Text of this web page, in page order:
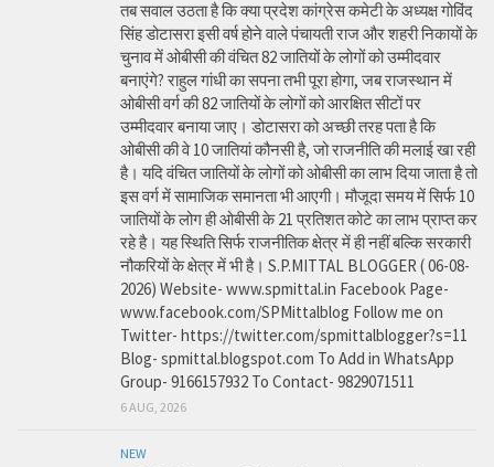
तब सवाल उठता है कि क्या प्रदेश कांग्रेस कमेटी के अध्यक्ष गोविंद
सिंह डोटासरा इसी वर्ष होने वाले पंचायती राज और शहरी निकायों के
चुनाव में ओबीसी की वंचित 82 जातियों के लोगों को उम्मीदवार
बनाएंगे? राहुल गांधी का सपना तभी पूरा होगा, जब राजस्थान में
ओबीसी वर्ग की 82 जातियों के लोगों को आरक्षित सीटों पर
उम्मीदवार बनाया जाए। डोटासरा को अच्छी तरह पता है कि
ओबीसी की वे 10 जातियां कौनसी है, जो राजनीति की मलाई खा रही
है। यदि वंचित जातियों के लोगों को ओबीसी का लाभ दिया जाता है तो
इस वर्ग में सामाजिक समानता भी आएगी। मौजूदा समय में सिर्फ 10
जातियों के लोग ही ओबीसी के 21 प्रतिशत कोटे का लाभ प्राप्त कर
रहे है। यह स्थिति सिर्फ राजनीतिक क्षेत्र में ही नहीं बल्कि सरकारी
नौकरियों के क्षेत्र में भी है। S.P.MITTAL BLOGGER ( 06-08-
2026) Website- www.spmittal.in Facebook Page-
www.facebook.com/SPMittalblog Follow me on
Twitter- https://twitter.com/spmittalblogger?s=11
Blog- spmittal.blogspot.com To Add in WhatsApp
Group- 9166157932 To Contact- 9829071511
6 AUG, 2026
NEW